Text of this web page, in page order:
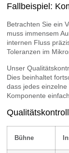
Fallbeispiel:
Betrachten Sie ein
muss immensem
internen Fluss
Toleranzen im
Unser
Dies beinhaltet
dass jedes
Komponente
Bühne